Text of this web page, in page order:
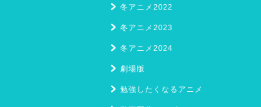
冬アニメ2022
冬アニメ2023
冬アニメ2024
劇場版
勉強したくなるアニメ